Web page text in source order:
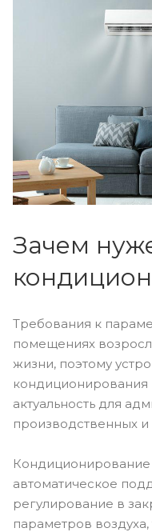
Зачем
Требования к
помещениях
жизни, поэтому
актуальность для
производственных
Кондиционирование
автоматическое
регулирование в
параметров воздуха,